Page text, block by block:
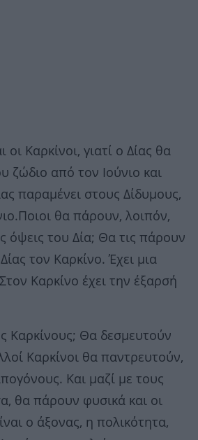
οι Καρκίνοι, γιατί ο Δίας θα
ζώδιο από τον Ιούνιο και
παραμένει στους Δίδυμους,
θα πάρουν, λοιπόν,
όψεις του Δία; Θα τις πάρουν
τον Καρκίνο. Έχει μια
Καρκίνο έχει την έξαρσή
Καρκίνους; Θα δεσμευτούν
Καρκίνοι θα παντρευτούν,
Και μαζί με τους
θα πάρουν φυσικά και οι
ο άξονας, η πολικότητα,